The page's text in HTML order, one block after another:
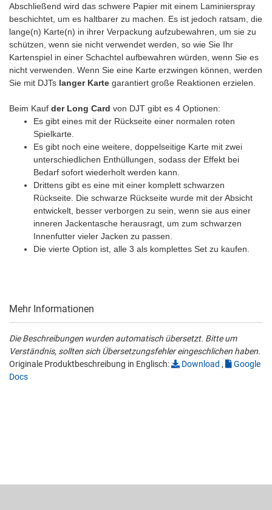
Abschließend wird das schwere Papier mit einem Laminierspray
beschichtet, um es haltbarer zu machen. Es ist jedoch ratsam, die
lange(n) Karte(n) in ihrer Verpackung aufzubewahren, um sie zu
schützen, wenn sie nicht verwendet werden, so wie Sie Ihr
Kartenspiel in einer Schachtel aufbewahren würden, wenn Sie es
nicht verwenden. Wenn Sie eine Karte erzwingen können, werden
Sie mit DJTs langer Karte garantiert große Reaktionen erzielen.
Beim Kauf der Long Card von DJT gibt es 4 Optionen:
Es gibt eines mit der Rückseite einer normalen roten
Spielkarte.
Es gibt noch eine weitere, doppelseitige Karte mit zwei
unterschiedlichen Enthüllungen, sodass der Effekt bei
Bedarf sofort wiederholt werden kann.
Drittens gibt es eine mit einer komplett schwarzen
Rückseite. Die schwarze Rückseite wurde mit der Absicht
entwickelt, besser verborgen zu sein, wenn sie aus einer
inneren Jackentasche herausragt, um zum schwarzen
Innenfutter vieler Jacken zu passen.
Die vierte Option ist, alle 3 als komplettes Set zu kaufen.
Mehr Informationen
Die Beschreibungen wurden automatisch übersetzt. Bitte um
Verständnis, sollten sich Übersetzungsfehler eingeschlichen haben.
Originale Produktbeschreibung in Englisch:
Download ,
Google
Docs